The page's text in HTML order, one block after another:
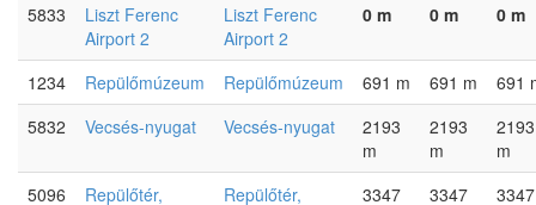
5833
Liszt Ferenc
Airport 2
Liszt Ferenc
Airport 2
0 m 0 m 0 m
1234 Repülőmúzeum Repülőmúzeum 691 m 691 m
691
5832
Vecsés-nyugat Vecsés-nyugat
2193
m
2193
m
2193
m
5096
Repülőtér,
Repülőtér,
3347
3347
3347